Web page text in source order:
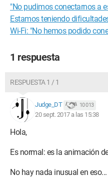
"No pudimos conectarnos a
Estamos teniendo
Wi-Fi: "No hemos podido
1 respuesta
RESPUESTA 1 / 1
Judge_DT 10 013
20 sept. 2017 a las 15:38
Hola,
Es normal: es la animación
No hay nada inusual en